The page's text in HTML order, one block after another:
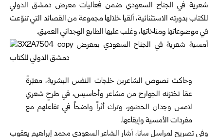
شعرية في الجناح السعودي ضمن فعاليات معرض دمشق الدولي
للكتاب بدورته الاستثنائية، ألقيا خلالها مجموعة من القصائد التي تنوّعت
في موضوعاتها ومناخاتها، وغلب عليها الطابع الوجداني العميق.
وحاكت نصوص الشاعرين خلجات النفس البشرية، معبّرةً
عمّا تختزنه الجوارح من مشاعر وأحاسيس، في طرحٍ شعري
لامس وجدان الحضور، وترك أثراً واضحاً في تفاعلهم مع
مفردات الأمسية وإيقاعها.
وفي تصريح لمراسل سانا، أشار الشاعر السعودي محمد إبراهيم يعقوب